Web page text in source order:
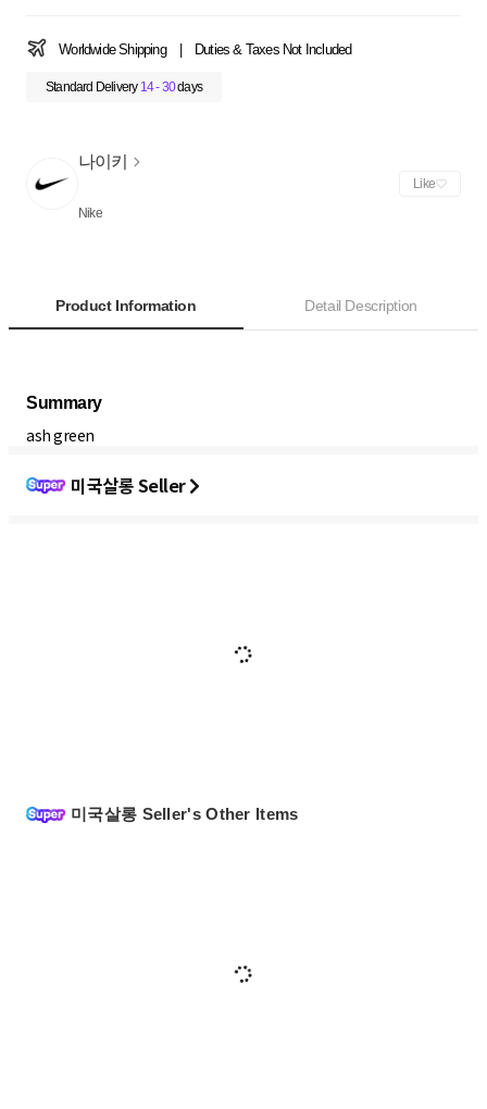
Worldwide Shipping Duties & Taxes Not Included
Standard Delivery 14 - 30days
나이키
Nike
Like
Product Information Detail Description
Summary
미국살롱 Seller
미국살롱 Seller's Other Items